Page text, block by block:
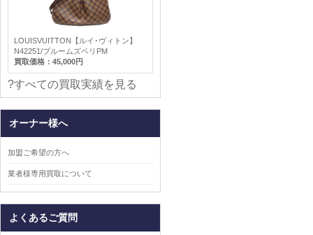
LOUISVUITTON【ルイ･ヴィトン】
N42251/ブルームズベリPM
買取価格：45,000円
?すべての買取実績を見る
オーナー様へ
加盟ご希望の方へ
業者様専用買取について
よくあるご質問